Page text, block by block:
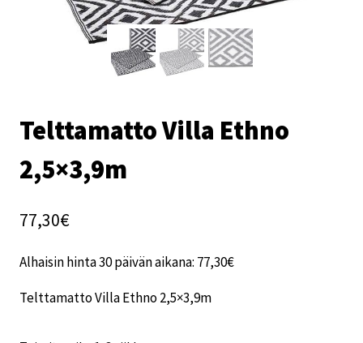
Telttamatto Villa Ethno
2,5×3,9m
77,30€
Alhaisin hinta 30 päivän aikana: 77,30€
Telttamatto Villa Ethno 2,5×3,9m